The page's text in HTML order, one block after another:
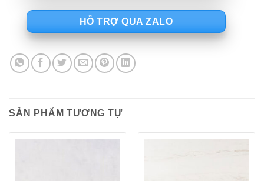
HỖ TRỢ QUA ZALO
SẢN PHẨM TƯƠNG TỰ